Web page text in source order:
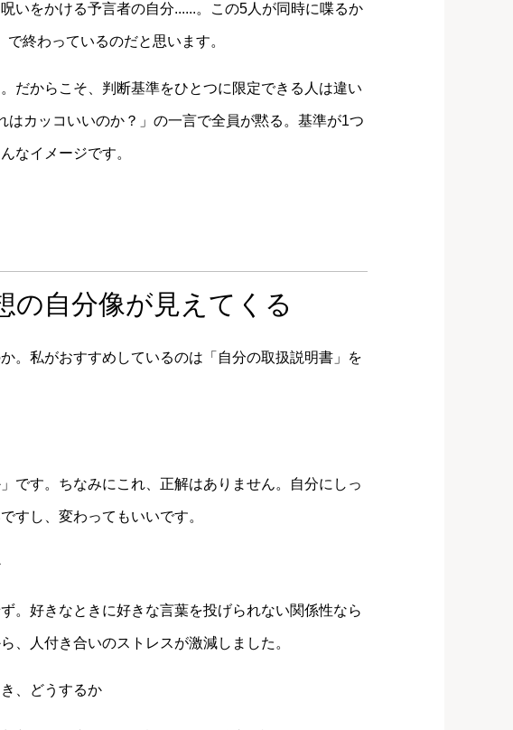
いをかける予言者の自分......。この5人が同時に喋るか
終わっているのだと思います。
だからこそ、判断基準をひとつに限定できる人は違い
カッコいいのか？」の一言で全員が黙る。基準が1つ
なイメージです。
の自分像が見えてくる
。私がおすすめしているのは「自分の取扱説明書」を
です。ちなみにこれ、正解はありません。自分にしっ
すし、変わってもいいです。
。好きなときに好きな言葉を投げられない関係性なら
、人付き合いのストレスが激減しました。
、どうするか